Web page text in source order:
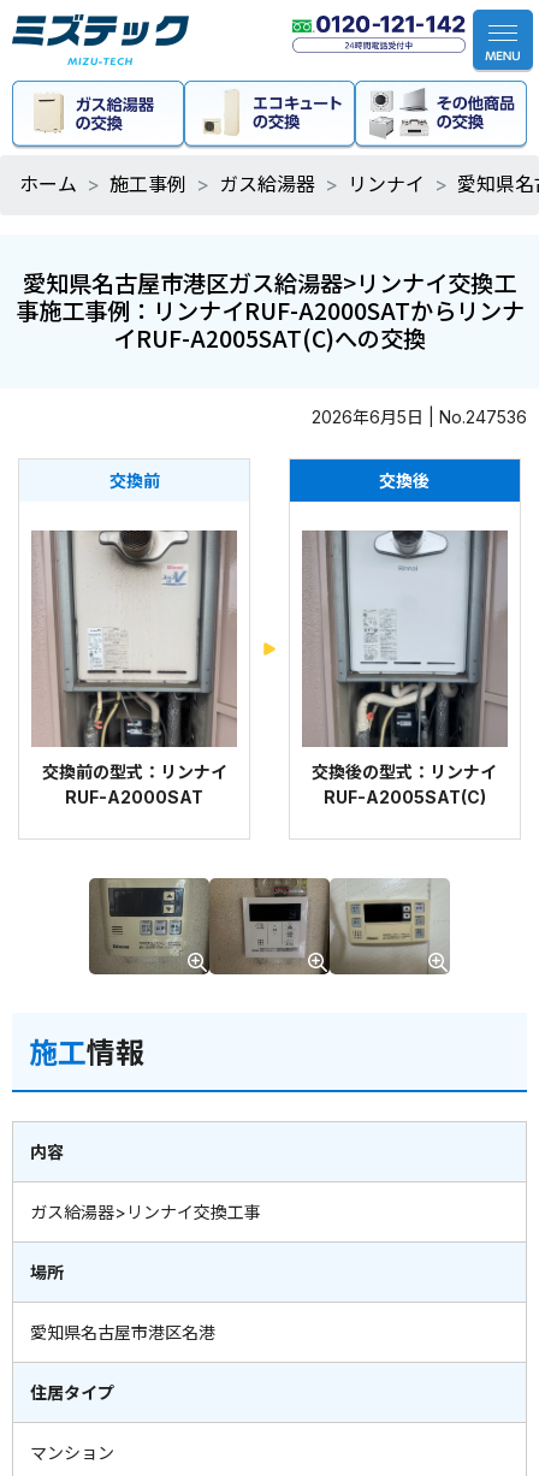
ホーム 施工事例 ガス給湯器 リンナイ 愛知県
愛知県名古屋市港区ガス給湯器>リンナイ交換工
事施工事例：リンナイRUF-A2000SATからリンナ
イRUF-A2005SAT(C)への交換
2026年6月5日 | No.247536
交換前
交換前の型式：リンナイ
RUF-A2000SAT
交換後
交換後の型式：リンナイ
RUF-A2005SAT(C)
施工情報
内容
ガス給湯器>リンナイ交換工事
場所
愛知県名古屋市港区名港
住居タイプ
マンション